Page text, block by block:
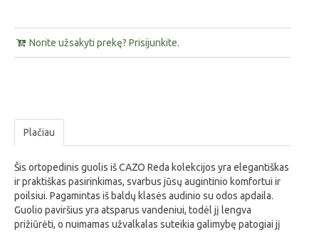
Norite užsakyti prekę? Prisijunkite.
Plačiau
Šis ortopedinis guolis iš CAZO Reda kolekcijos yra elegantiškas
ir praktiškas pasirinkimas, svarbus jūsų augintinio komfortui ir
poilsiui. Pagamintas iš baldų klasės audinio su odos apdaila.
Guolio paviršius yra atsparus vandeniui, todėl jį lengva
prižiūrėti, o nuimamas užvalkalas suteikia galimybę patogiai jį